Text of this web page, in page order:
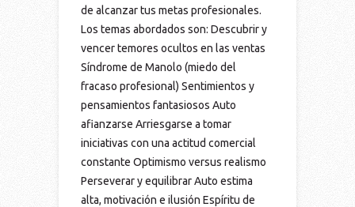
de alcanzar tus metas profesionales.
Los temas abordados son: Descubrir y
vencer temores ocultos en las ventas
Síndrome de Manolo (miedo del
fracaso profesional) Sentimientos y
pensamientos fantasiosos Auto
afianzarse Arriesgarse a tomar
iniciativas con una actitud comercial
constante Optimismo versus realismo
Perseverar y equilibrar Auto estima
alta, motivación e ilusión Espíritu de